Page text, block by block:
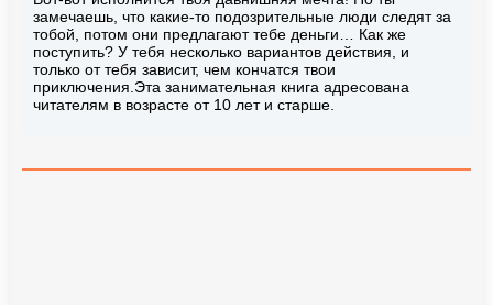
замечаешь, что какие-то подозрительные люди следят за
тобой, потом они предлагают тебе деньги… Как же
поступить? У тебя несколько вариантов действия, и
только от тебя зависит, чем кончатся твои
приключения.Эта занимательная книга адресована
читателям в возрасте от 10 лет и старше.